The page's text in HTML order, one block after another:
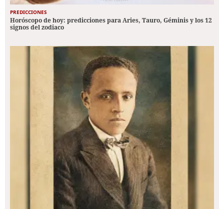
PREDICCIONES
Horóscopo de hoy: predicciones para Aries, Tauro, Géminis y los 12
signos del zodiaco